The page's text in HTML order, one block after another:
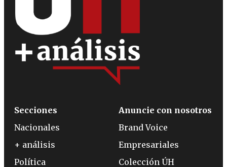
Secciones
Nacionales
+ análisis
Política
Anuncie con nosotros
Brand Voice
Empresariales
Colección ÚH